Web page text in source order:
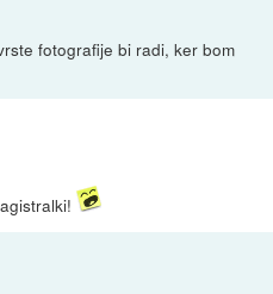
fotografije bi radi, ker bom